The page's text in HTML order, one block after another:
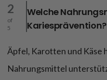
2
of
5
Welche
Kariesprävention?
Äpfel, Karotten und Käse
Nahrungsmittel